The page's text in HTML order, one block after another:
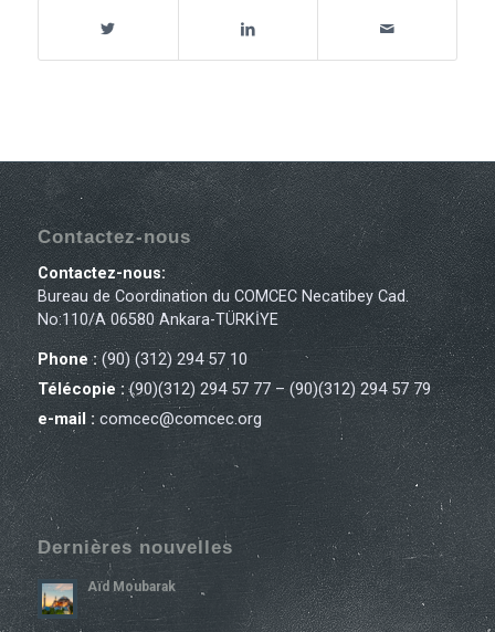
Contactez-nous
Contactez-nous:
Bureau de Coordination du COMCEC Necatibey Cad.
No:110/A 06580 Ankara-TÜRKİYE
Phone :(90) (312) 294 57 10
Télécopie :(90)(312) 294 57 77 – (90)(312) 294 57 79
e-mail : comcec@comcec.org
Dernières nouvelles
Aïd Moubarak